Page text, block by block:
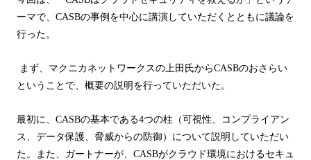
ーマで、 CASBの事例を中心に講演していただくとともに議論を
行った。
まず、マクニカネットワークスの上田氏からCASBのおさらい
ということで、概要の説明を行っていただいた。
最初に、 CASBの基本である4つの柱（可視性、コンプライアン
ス、データ保護、脅威からの防御）について説明していただい
た。また、ガートナーが、 CASBがクラウド環境におけるセキュ